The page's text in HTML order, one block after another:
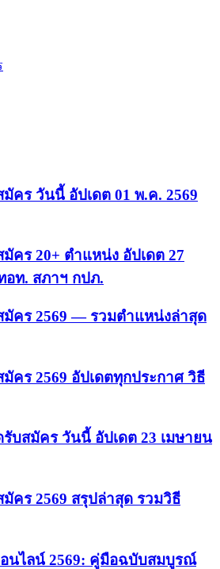
คร วันนี้ อัปเดต 01 พ.ค. 2569
คร 20+ ตำแหน่ง อัปเดต 27
อท. สภาฯ กปภ.
มัคร 2569 — รวมตำแหน่งล่าสุด
คร 2569 อัปเดตทุกประกาศ วิธี
บสมัคร วันนี้ อัปเดต 23 เมษายน
คร 2569 สรุปล่าสุด รวมวิธี
นไลน์ 2569: คู่มือฉบับสมบูรณ์